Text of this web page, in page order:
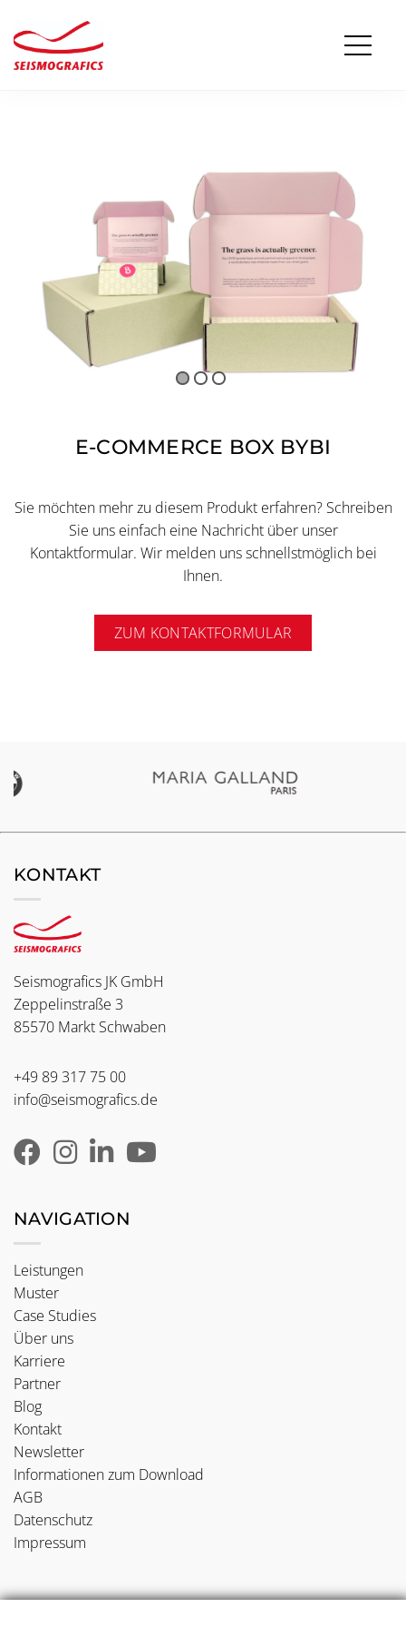
E-COMMERCE BOX BYBI
Sie möchten mehr zu diesem Produkt erfahren? Schreiben
Sie uns einfach eine Nachricht über unser
Kontaktformular. Wir melden uns schnellstmöglich bei
Ihnen.
ZUM KONTAKTFORMULAR
KONTAKT
Seismografics JK GmbH
Zeppelinstraße 3
85570 Markt Schwaben
+49 89 317 75 00
info@seismografics.de
NAVIGATION
Leistungen
Muster
Case Studies
Über uns
Karriere
Partner
Blog
Kontakt
Newsletter
Informationen zum Download
AGB
Datenschutz
Impressum